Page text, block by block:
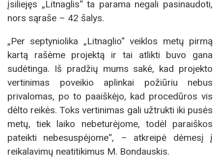
įsiliejęs „Litnaglis“ ta parama negali pasinaudoti,
nors sąraše – 42 šalys.
„Per septyniolika „Litnaglio“ veiklos metų pirmą
kartą rašėme projektą ir tai atlikti buvo gana
sudėtinga. Iš pradžių mums sakė, kad projekto
vertinimas poveikio aplinkai požiūriu nebus
privalomas, po to paaiškėjo, kad procedūros vis
dėlto reikės. Toks vertinimas gali užtrukti iki pusės
metų, tiek laiko nebeturėjome, todėl paraiškos
pateikti nebesuspėjome“, – atkreipė dėmesį į
reikalavimų neatitikimus M. Bondauskis.